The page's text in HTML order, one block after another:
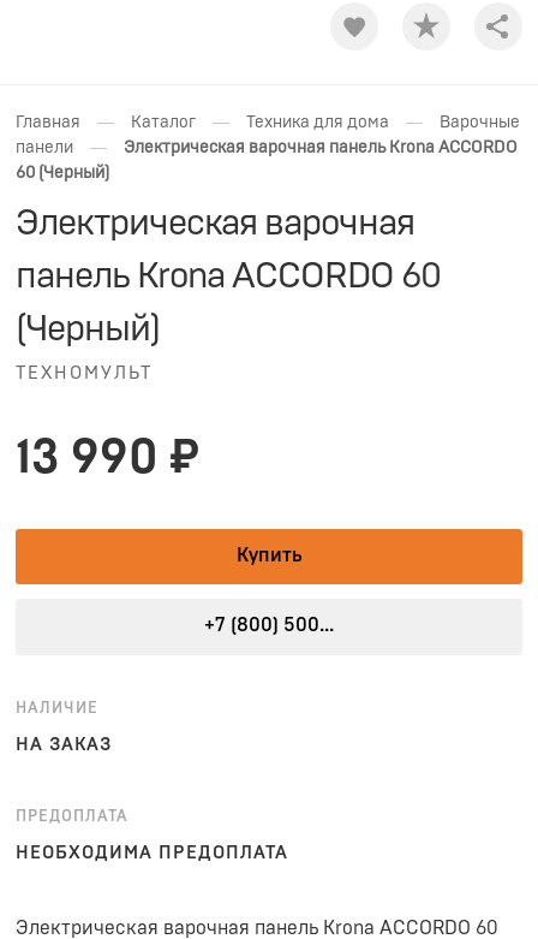
Главная — Каталог — Техника для дома —
Варочные
панели
—
Электрическая варочная панель Krona ACCORDO
60 (Черный)
Электрическая варочная
панель Krona ACCORDO 60
(Черный)
ТЕХНОМУЛЬТ
13 990 ₽
Купить
+7 (800) 500...
НАЛИЧИЕ
НА ЗАКАЗ
ПРЕДОПЛАТА
НЕОБХОДИМА ПРЕДОПЛАТА
Электрическая варочная панель Krona ACCORDO 60